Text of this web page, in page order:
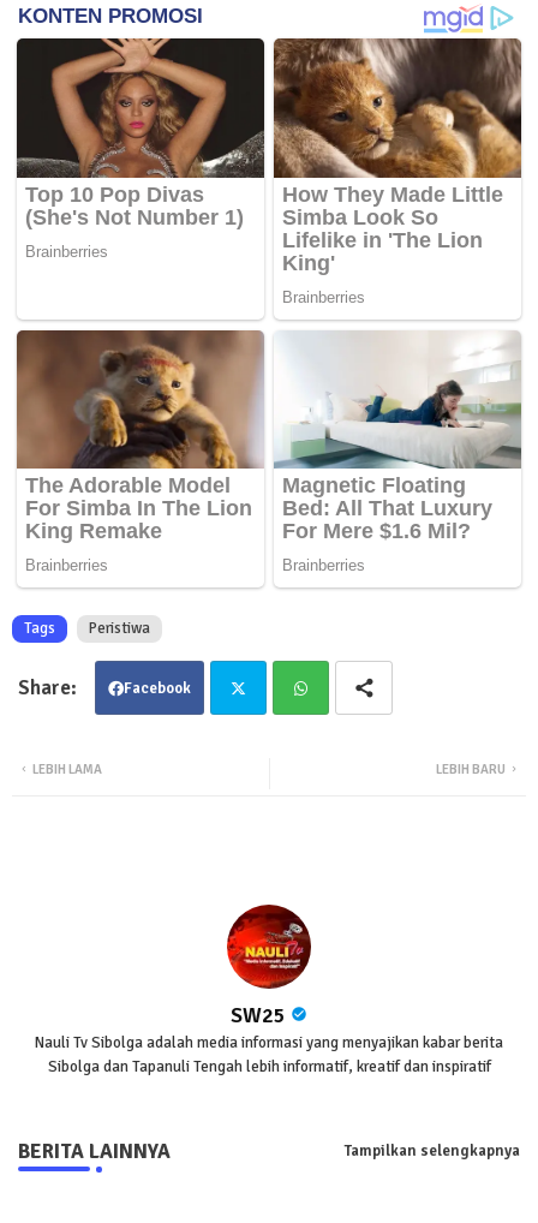
Tags Peristiwa
Facebook
LEBIH BARU
LEBIH LAMA
SW25
Nauli Tv Sibolga adalah media informasi yang menyajikan kabar berita
Sibolga dan Tapanuli Tengah lebih informatif, kreatif dan inspiratif
BERITA LAINNYA Tampilkan selengkapnya